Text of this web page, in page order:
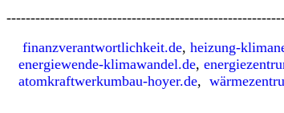
finanzverantwortlichkeit.de, heizung-
energiewende-klimawandel.de,
atomkraftwerkumbau-hoyer.de,